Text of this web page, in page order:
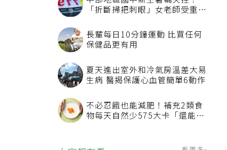
中部地區國中新生暑輔失控！
「折斷掃把刺眼」女老師受重傷
長輩每日10分鐘運動 比買任何
保健品更有用
夏天進出室外和冷氣房溫差大易
生病 醫揭保護心血管簡單6動作
不必忍餓也能減肥！補充2類食
物每天自然少575大卡「還能吃